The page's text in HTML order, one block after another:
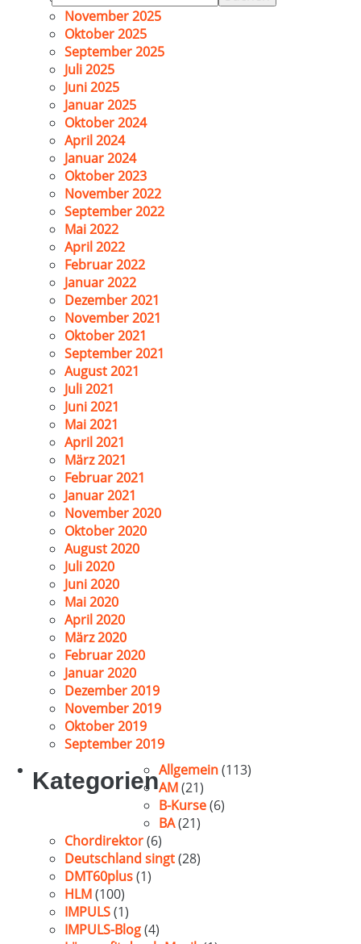
nach:
November 2025
Oktober 2025
September 2025
Juli 2025
Juni 2025
Januar 2025
Oktober 2024
April 2024
Januar 2024
Oktober 2023
November 2022
September 2022
Mai 2022
April 2022
Februar 2022
Januar 2022
Dezember 2021
November 2021
Oktober 2021
September 2021
August 2021
Juli 2021
Juni 2021
Mai 2021
April 2021
März 2021
Februar 2021
Januar 2021
November 2020
Oktober 2020
August 2020
Juli 2020
Juni 2020
Mai 2020
April 2020
März 2020
Februar 2020
Januar 2020
Dezember 2019
November 2019
Oktober 2019
September 2019
KategorienAllgemein(113)
AM(21)
B-Kurse(6)
BA(21)
Chordirektor(6)
Deutschland singt(28)
DMT60plus(1)
HLM(100)
IMPULS(1)
IMPULS-Blog(4)